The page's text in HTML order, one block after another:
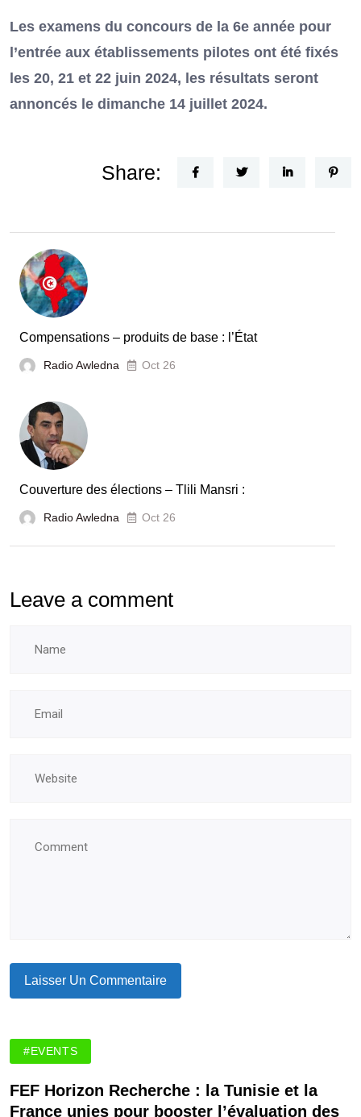
Les examens du concours de la 6e année pour
l’entrée aux établissements pilotes ont été fixés
les 20, 21 et 22 juin 2024, les résultats seront
annoncés le dimanche 14 juillet 2024.
Share:
Compensations – produits de base : l’État
Radio Awledna Oct 26
Couverture des élections – Tlili Mansri :
Radio Awledna Oct 26
Leave a comment
#EVENTS
FEF Horizon Recherche : la Tunisie et la
France unies pour booster l’évaluation des